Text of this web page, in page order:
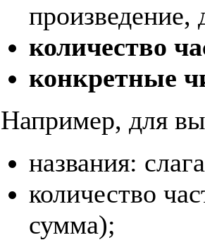
произведение,
количество
конкретные
Например, для
названия:
количество
сумма);